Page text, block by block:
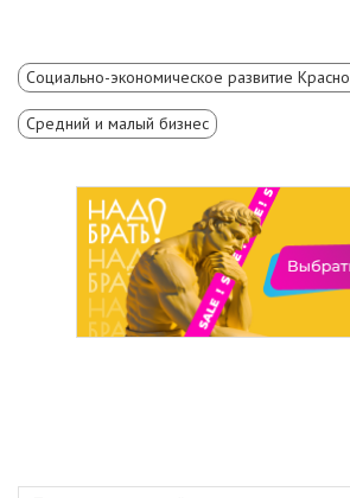
Социально-экономическое развитие
Средний и малый бизнес